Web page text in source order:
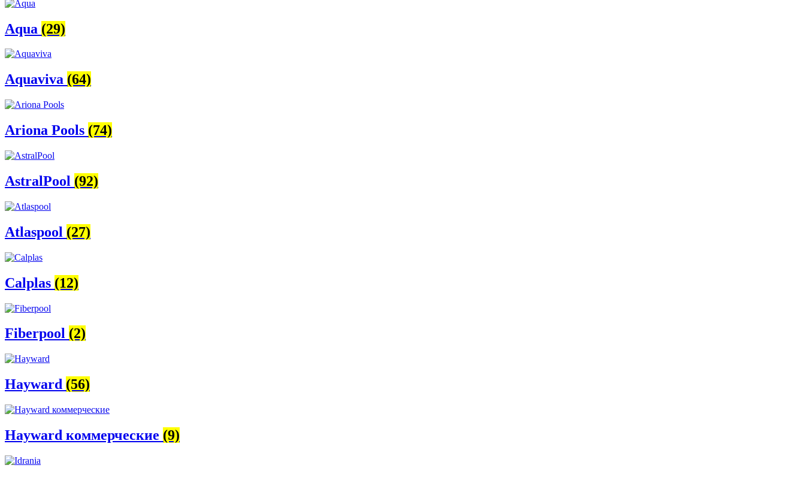
Aqua (29)
Aquaviva (64)
Ariona Pools (74)
AstralPool (92)
Atlaspool (27)
Calplas (12)
Fiberpool (2)
Hayward (56)
Hayward коммерческие (9)